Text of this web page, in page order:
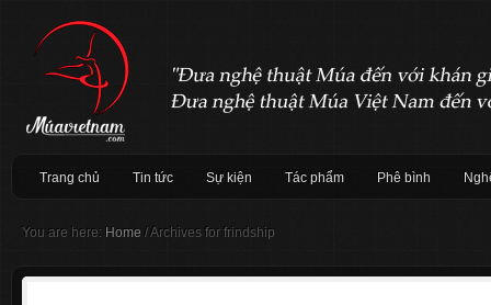
Trang chủ Tin tức Sự kiện Tác phẩm Phê bình
You are here: Home /Archives for frindship